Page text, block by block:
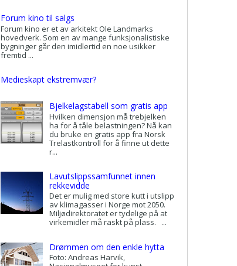
Forum kino til salgs
Forum kino er et av arkitekt Ole Landmarks
hovedverk. Som en av mange funksjonalistiske
bygninger går den imidlertid en noe usikker
fremtid ...
Medieskapt ekstremvær?
Bjelkelagstabell som gratis app
Hvilken dimensjon må trebjelken
ha for å tåle belastningen? Nå kan
du bruke en gratis app fra Norsk
Trelastkontroll for å finne ut dette
r...
Lavutslippssamfunnet innen
rekkevidde
Det er mulig med store kutt i utslipp
av klimagasser i Norge mot 2050.
Miljødirektoratet er tydelige på at
virkemidler må raskt på plass. ...
Drømmen om den enkle hytta
Foto: Andreas Harvik,